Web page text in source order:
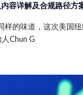
容详解及合规路径方
样的味道，这次美国
Chun G